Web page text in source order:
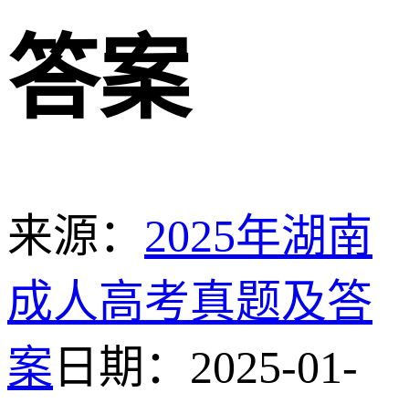
答案
来源： 2025年湖南
成人高考真题及答
案 日期：2025-01-